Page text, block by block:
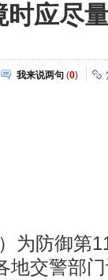
应尽
我来说两句 (0)
防御第11
地交警部